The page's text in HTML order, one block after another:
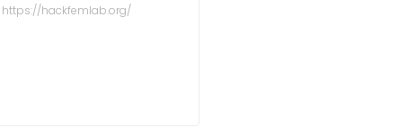
https://hackfemlab.org/